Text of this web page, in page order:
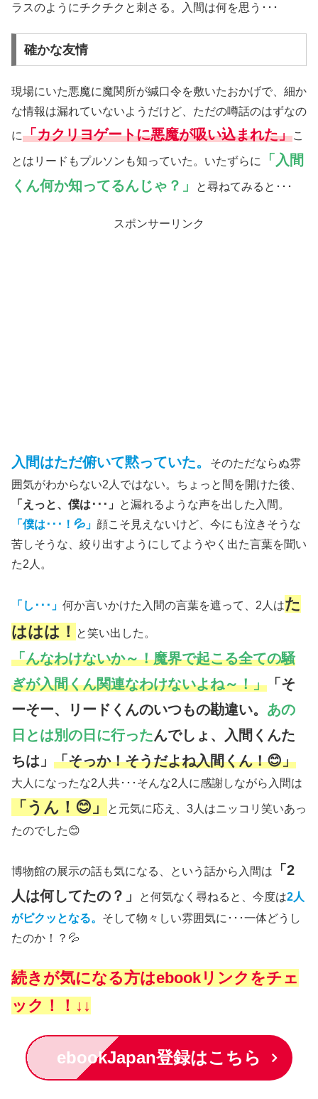
ラスのようにチクチクと刺さる。入間は何を思う･･･
確かな友情
現場にいた悪魔に魔関所が緘口令を敷いたおかげで、細か
な情報は漏れていないようだけど、ただの噂話のはずなの
に「カクリヨゲートに悪魔が吸い込まれた」こ
とはリードもプルソンも知っていた。いたずらに
「入間
くん何か知ってるんじゃ？」
と尋ねてみると･･･
スポンサーリンク
入間はただ俯いて黙っていた。
そのただならぬ雰
囲気がわからない2人ではない。ちょっと間を開けた後、
「えっと、僕は･･･」
と漏れるような声を出した入間。
「僕は･･･！💦」 顔こそ見えないけど、今にも泣きそうな
苦しそうな、絞り出すようにしてようやく出た言葉を聞い
た2人。
「し･･･」 何か言いかけた入間の言葉を遮って、2人はた
ははは！
と笑い出した。
「んなわけないか～！魔界で起こる全ての騒
ぎが入間くん関連なわけないよね～！」 「そ
ーそー、リードくんのいつもの勘違い。 あの
日とは別の日に行ったんでしょ、入間くんた
ちは」 「そっか！そうだよね入間くん！😊」
大人になったな2人共･･･そんな2人に感謝しながら入間は
「うん！😊」
と元気に応え、3人はニッコリ笑いあっ
たのでした😊
博物館の展示の話も気になる、という話から入間は
「2
人は何してたの？」
と何気なく尋ねると、今度は2人
がピクッとなる。 そして物々しい雰囲気に･･･一体どうし
たのか！？💦
続きが気になる方はebookリンクをチェ
ック！！↓↓
ebookJapan登録はこちら